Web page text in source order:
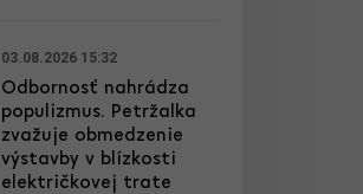
03.08.2026 15:32
Odbornosť nahrádza
populizmus. Petržalka
zvažuje obmedzenie
výstavby v blízkosti
električkovej trate